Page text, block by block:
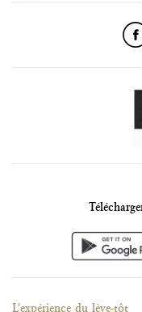
L'expérience du lève-tôt